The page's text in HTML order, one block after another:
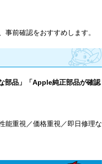
前確認をおすすめします。
な部品」「Apple純正部品が確認
能重視／価格重視／即日修理な